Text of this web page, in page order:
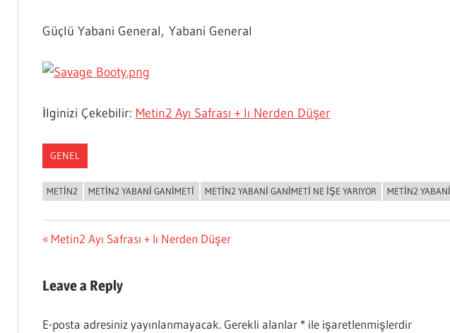
Güçlü Yabani General, Yabani General
İlginizi Çekebilir: Metin2 Ayı Safrası + lı Nerden Düşer
GENEL
METIN2 METIN2 YABANI GANIMETI METIN2 YABANI GANIMETI NE IŞE YARIYOR METIN2
Yazı
Previous
Metin2 Ayı Safrası + lı Nerden Düşer
Leave a Reply
E-posta adresiniz yayınlanmayacak. Gerekli alanlar *ile işaretlenmişlerdir